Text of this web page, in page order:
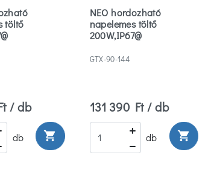
töltő
/ db
db shopping_cart
NEO hordozható
napelemes töltő
200W,IP67@
GTX-90-144
131 390 Ft / db
db shopping_cart